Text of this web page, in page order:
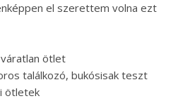
el szerettem volna ezt
ötlet
találkozó, bukósisak teszt
ötletek